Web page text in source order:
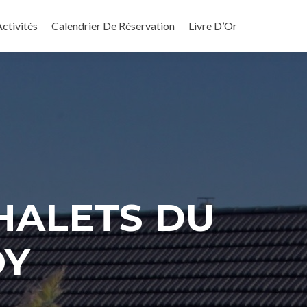
Calendrier De Réservation Livre D’Or
DU